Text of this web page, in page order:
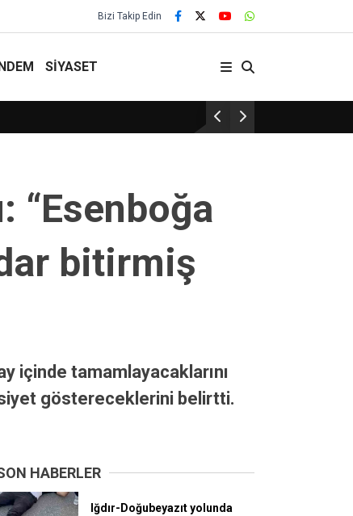
Bizi Takip Edin
SİYASET
Trump’tan ABD’ye ulaşan
“Esenboğa
bitirmiş
içinde tamamlayacaklarını
göstereceklerini belirtti.
HABERLER
Iğdır-Doğubeyazıt yolunda